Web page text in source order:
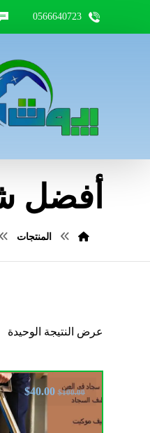
0566640723
أفضل
المنتجات
عرض النتيجة الوحيدة
$100.00
$40.00